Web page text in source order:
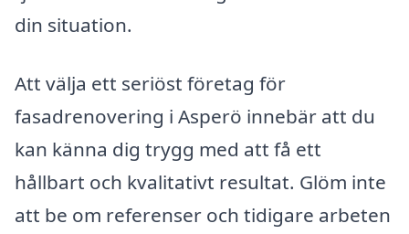
din situation.
Att välja ett seriöst företag för
fasadrenovering i Asperö innebär att du
kan känna dig trygg med att få ett
hållbart och kvalitativt resultat. Glöm inte
att be om referenser och tidigare arbeten